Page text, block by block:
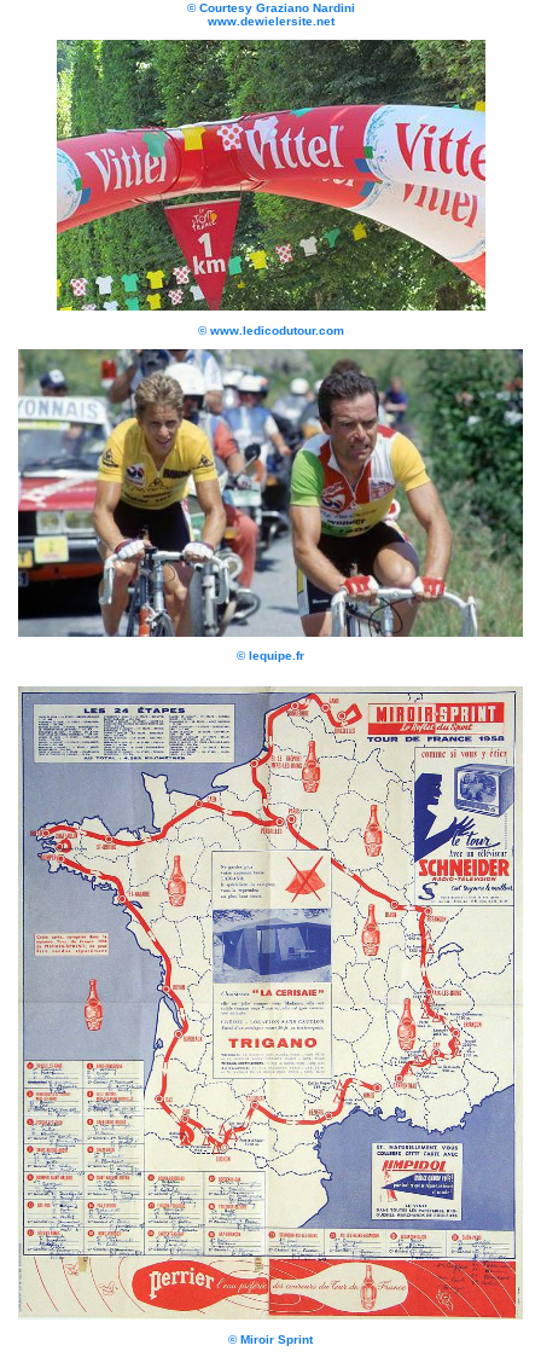
© Courtesy Graziano Nardini
www.dewielersite.net
© www.ledicodutour.com
© lequipe.fr
© Miroir Sprint